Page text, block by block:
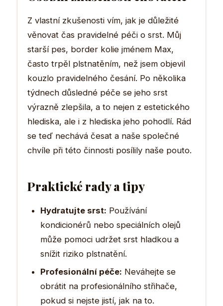
Z vlastní zkušenosti vím, jak je důležité
věnovat čas pravidelné péči o srst. Můj
starší pes, border kolie jménem Max,
často trpěl plstnatěním, než jsem objevil
kouzlo pravidelného česání. Po několika
týdnech důsledné péče se jeho srst
výrazně zlepšila, a to nejen z estetického
hlediska, ale i z hlediska jeho pohodlí. Rád
se teď nechává česat a naše společné
chvíle při této činnosti posílily naše pouto.
Praktické rady a tipy
Hydratujte srst: Používání
kondicionérů nebo speciálních olejů
může pomoci udržet srst hladkou a
snížit riziko plstnatění.
Profesionální péče: Neváhejte se
obrátit na profesionálního střihače,
pokud si nejste jistí, jak na to.